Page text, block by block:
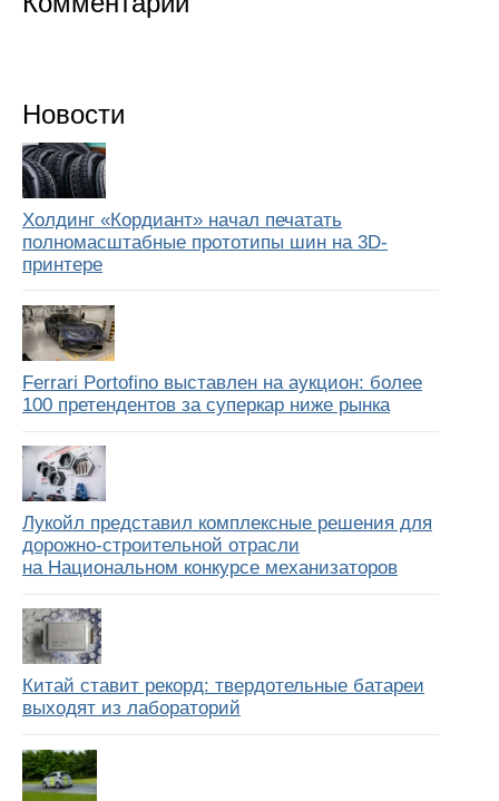
Новости
Холдинг «Кордиант» начал печатать
полномасштабные прототипы шин на 3D-
принтере
Ferrari Portofino выставлен на аукцион: более
100 претендентов за суперкар ниже рынка
Лукойл представил комплексные решения для
дорожно-строительной отрасли
на Национальном конкурсе механизаторов
Китай ставит рекорд: твердотельные батареи
выходят из лабораторий